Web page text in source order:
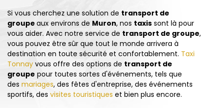
Si vous cherchez une solution de transport de
groupe aux environs de Muron, nos taxis sont là pour
vous aider. Avec notre service de transport de groupe,
vous pouvez être sûr que tout le monde arrivera à
destination en toute sécurité et confortablement. Taxi
Tonnay vous offre des options de transport de
groupe pour toutes sortes d'événements, tels que
des mariages, des fêtes d'entreprise, des événements
sportifs, des visites touristiques et bien plus encore.